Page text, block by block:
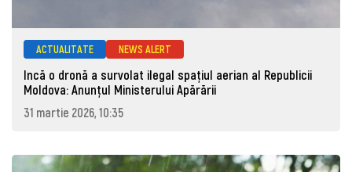
ACTUALITATE NEWS ALERT
Incă o dronă a survolat ilegal spațiul aerian al Republicii
Moldova: Anunţul Ministerului Apărării
31 martie 2026, 10:35